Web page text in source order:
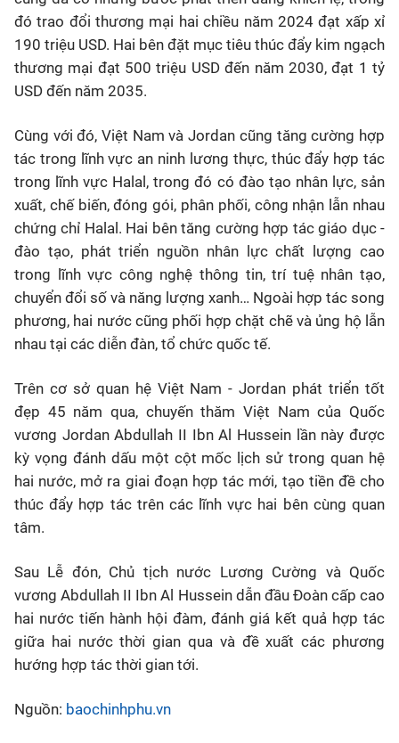
đó trao đổi thương mại hai chiều năm 2024 đạt xấp xỉ
190 triệu USD. Hai bên đặt mục tiêu thúc đẩy kim ngạch
thương mại đạt 500 triệu USD đến năm 2030, đạt 1 tỷ
USD đến năm 2035.
Cùng với đó, Việt Nam và Jordan cũng tăng cường hợp
tác trong lĩnh vực an ninh lương thực, thúc đẩy hợp tác
trong lĩnh vực Halal, trong đó có đào tạo nhân lực, sản
xuất, chế biến, đóng gói, phân phối, công nhận lẫn nhau
chứng chỉ Halal. Hai bên tăng cường hợp tác giáo dục -
đào tạo, phát triển nguồn nhân lực chất lượng cao
trong lĩnh vực công nghệ thông tin, trí tuệ nhân tạo,
chuyển đổi số và năng lượng xanh… Ngoài hợp tác song
phương, hai nước cũng phối hợp chặt chẽ và ủng hộ lẫn
nhau tại các diễn đàn, tổ chức quốc tế.
Trên cơ sở quan hệ Việt Nam - Jordan phát triển tốt
đẹp 45 năm qua, chuyến thăm Việt Nam của Quốc
vương Jordan Abdullah II Ibn Al Hussein lần này được
kỳ vọng đánh dấu một cột mốc lịch sử trong quan hệ
hai nước, mở ra giai đoạn hợp tác mới, tạo tiền đề cho
thúc đẩy hợp tác trên các lĩnh vực hai bên cùng quan
tâm.
Sau Lễ đón, Chủ tịch nước Lương Cường và Quốc
vương Abdullah II Ibn Al Hussein dẫn đầu Đoàn cấp cao
hai nước tiến hành hội đàm, đánh giá kết quả hợp tác
giữa hai nước thời gian qua và đề xuất các phương
hướng hợp tác thời gian tới.
Nguồn: baochinhphu.vn